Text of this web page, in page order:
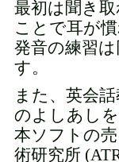
最初は聞き
ことで耳が
発音の練習
す。
また、英会
のよしあし
本ソフトの
術研究所